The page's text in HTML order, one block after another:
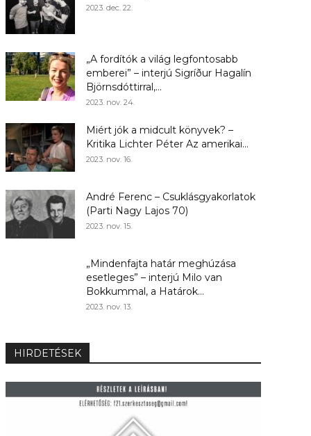
2023. dec. 22.
„A fordítók a világ legfontosabb
emberei” – interjú Sigríður Hagalín
Björnsdóttirral,...
2023. nov. 24.
Miért jók a midcult könyvek? –
Kritika Lichter Péter Az amerikai...
2023. nov. 16.
André Ferenc – Csuklásgyakorlatok
(Parti Nagy Lajos 70)
2023. nov. 15.
„Mindenfajta határ meghúzása
esetleges” – interjú Milo van
Bokkummal, a Határok...
2023. nov. 13.
HIRDETÉSEK